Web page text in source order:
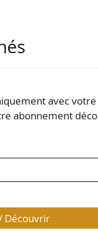
avec
abonnement
Découvrir